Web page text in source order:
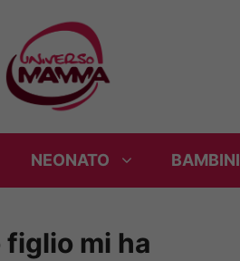
NEONATO BAMBINI
figlio mi ha